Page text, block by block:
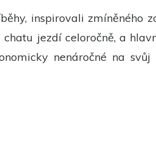
inspirovali
jezdí celoročně, a
nenáročné na